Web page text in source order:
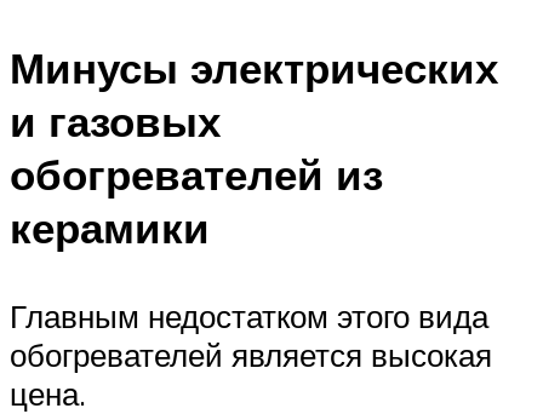
Минусы электрических
и газовых
обогревателей из
керамики
Главным недостатком этого вида
обогревателей является высокая
цена.